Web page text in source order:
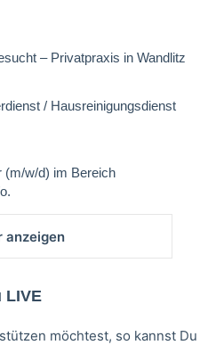
– Privatpraxis in Wandlitz
/ Hausreinigungsdienst
(m/w/d) im Bereich
anzeigen
LIVE
möchtest, so kannst Du